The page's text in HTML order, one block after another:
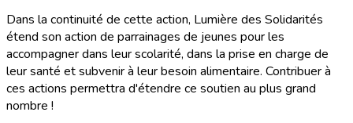
Dans la continuité de cette action, Lumière des Solidarités
étend son action de parrainages de jeunes pour les
accompagner dans leur scolarité, dans la prise en charge de
leur santé et subvenir à leur besoin alimentaire. Contribuer à
ces actions permettra d'étendre ce soutien au plus grand
nombre !